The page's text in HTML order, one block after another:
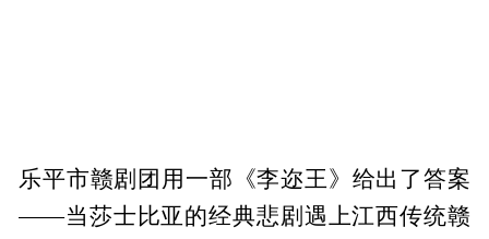
乐平市赣剧团用一部《李迩王》给出了答案
——当莎士比亚的经典悲剧遇上江西传统赣